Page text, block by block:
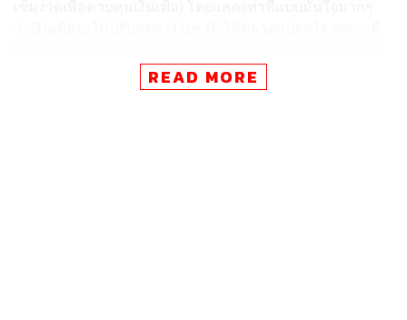
คาดว่าเป็นเพราะ Fed น่าจะกังวลกับนโยบายของทรัมป์
READ MORE